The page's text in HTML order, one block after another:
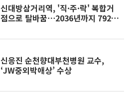
신대방삼거리역, '직·주·락' 복합거
점으로 탈바꿈⋯2036년까지 792가
신응진 순천향대부천병원 교수,
‘JW중외박애상’ 수상